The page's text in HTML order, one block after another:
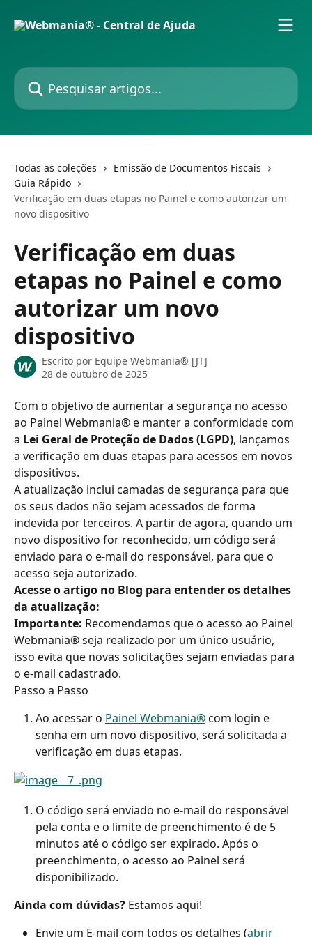
Pesquisar artigos...
Todas as coleções
Emissão de Documentos Fiscais
Guia Rápido
Verificação em duas etapas no Painel e como autorizar um
novo dispositivo
Verificação em duas
etapas no Painel e como
autorizar um novo
dispositivo
Escrito por Equipe Webmania® [JT]
28 de outubro de 2025
Com o objetivo de aumentar a segurança no acesso
ao Painel Webmania® e manter a conformidade com
a Lei Geral de Proteção de Dados (LGPD), lançamos
a verificação em duas etapas para acessos em novos
dispositivos.
A atualização inclui camadas de segurança para que
os seus dados não sejam acessados de forma
indevida por terceiros. A partir de agora, quando um
novo dispositivo for reconhecido, um código será
enviado para o e-mail do responsável, para que o
acesso seja autorizado.
Acesse o artigo no Blog para entender os detalhes
da atualização:
Importante: Recomendamos que o acesso ao Painel
Webmania® seja realizado por um único usuário,
isso evita que novas solicitações sejam enviadas para
o e-mail cadastrado.
Passo a Passo
Ao acessar o Painel Webmania® com login e
senha em um novo dispositivo, será solicitada a
verificação em duas etapas.
O código será enviado no e-mail do responsável
pela conta e o limite de preenchimento é de 5
minutos até o código ser expirado. Após o
preenchimento, o acesso ao Painel será
disponibilizado.
Ainda com dúvidas? Estamos aqui!
Envie um E-mail com todos os detalhes (abrir